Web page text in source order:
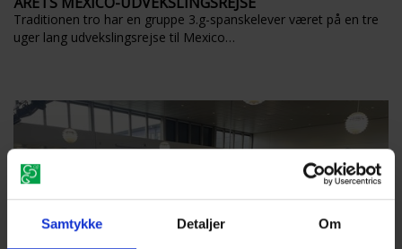
Samtykke Detaljer Om
Traditionen tro har en gruppe 3.g-spanskelever været på en tre
uger lang udvekslingsrejse til Mexico…